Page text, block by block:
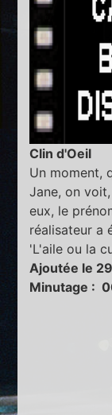
Clin d'Oeil
Un moment,
Jane, on
eux, le
réalisateur a
'L'aile ou la
Ajoutée le
Minutage :